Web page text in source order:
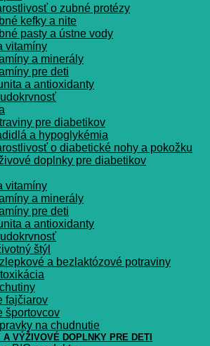
o zubné protézy
kefky a nite
pasty a ústne vody
vitamíny
a minerály
pre deti
a antioxidanty
pre diabetikov
a hypoglykémia
o diabetické nohy a pokožku
doplnky pre diabetikov
vitamíny
a minerály
pre deti
a antioxidanty
štýl
a bezlaktózové potraviny
fajčiarov
športovcov
na chudnutie
A VÝŽIVOVÉ DOPLNKY PRE DETI